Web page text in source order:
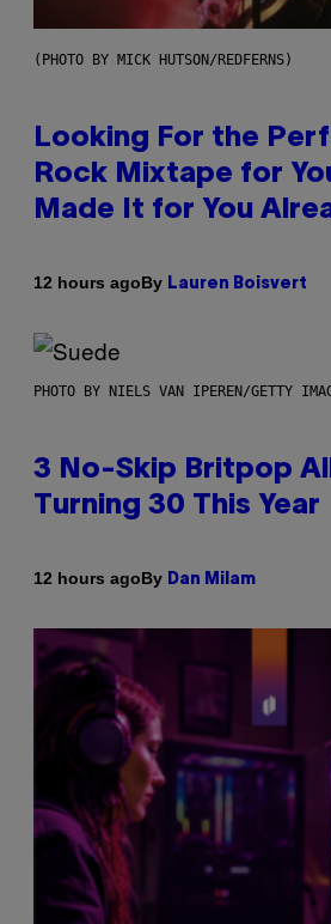
(PHOTO BY MICK HUTSON/REDFERNS)
Looking For the
Rock Mixtape for
Made It for You
12 hours agoBy Lauren Boisvert
PHOTO BY NIELS VAN IPEREN/GETTY
3 No-Skip Britpop
Turning 30 This Year
12 hours agoBy Dan Milam